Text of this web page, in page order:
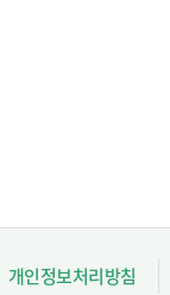
개인정보처리방침